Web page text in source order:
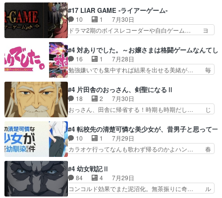
れww唐突な作画力の正… なんか今日はかなり一
瞬で終わっちまったっ… 先週と比べてまだまとも
に見えた。4話は過…
惨な過去がきっちり現代に継承されている… ダラ
さんと姉弟の母との出会いの話やはりダ… ダラさ
んの過去話も佳境…げに恐ろしいは人… 第５話感
想：２人の過剰な貢ぎ物?の礼とし… 第５話感
系列が4話と入れ替わってるのね… こんなデカイ
のどうやって運ぶんだよ！？姉… ダラさん、人型
形態にもなれるんか!?w髪…
#17 LIAR GAME -ライアーゲーム-
10 1
7月30日
ドラマ2期のボイスレコーダーや自白ゲーム… ヨ
国の奴らも馬鹿が多いが、夜の国も同じ… ご視聴
ありがとうございました来週もよろし… 握った◯
治郎（中の人的に）仲間であるプレ… ヨコヤの頭
の回転の速さと人間の心理を利用… 夜の国のヨコ
で夜の国の独裁支配を強化、… やはりヨコヤいい
ですね。昼の国が勝てる流… 役で出演いたしまし
た。次回も緊張が止まり…
#4 対ありでした。～お嬢さまは格闘ゲームなんてし
16 1
7月28日
勉強嫌いでも集中すれば結果を出せる美緒が… 毎
なゲームも相手が強すぎるとやる気無く… テー
マ：テスト勉強と大会感想は、美緒がテ… すげー
ーーーーーーーー良い……。女性声優… 深夜の格
ゲー対戦よりテストの方がよっぽど… 真剣に授業
ストに向けて勉強会！美緒ちゃ… 受験勉強と戦闘
の2択なら戦闘を選ぶ娘w美… 勉強嫌いでバトル
を選ぶって、ひぐらしの沙…
#4 片田舎のおっさん、剣聖になるⅡ
18 2
7月30日
おっさん、田舎に帰省する！時期も時期だし… じ
れない爺さんには夢が詰まってると思う… クル
ニ、ヘンブリッツ、ミュイと一緒におっ… 帰省、
お供ヒロインはクルニ。順番的には確… 父親から
手紙が来た。サーベルボアの退治の… ここでヘン
家に帰ることに・ベリルはミュ… おっさんの親と
なるとお爺ちゃんだよね孫扱… ・ベリル、実家に
帰ることに・ベリルはミュ…
#4 転校先の清楚可憐な美少女が、昔男子と思って一
10 1
7月29日
カラオケ行ってなんも歌わず帰るのかよハン… 春
やらあの女優さんが春希のお母さんのよ… 春希ち
ゃん姫ちゃんに野菜の子も凄え可愛い… 隼人くん
のスマホを買いに行ってたけど完全… 第４話を
U-NEXTで視聴しました。視聴… スマホを買うた
#4 幼女戦記Ⅱ
84 4
7月29日
コンコルド効果でまた泥沼化。無茶振りに奇… ル